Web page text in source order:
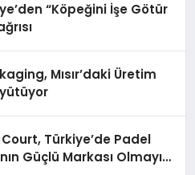
“Köpeğini İşe Götür
Mısır’daki Üretim
Court, Türkiye’de Padel
Güçlü Markası Olmayı